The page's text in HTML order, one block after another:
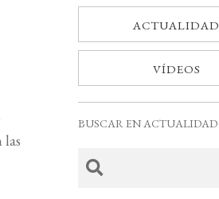
las
ACTUALIDAD
VÍDEOS
BUSCAR EN ACTUALIDAD